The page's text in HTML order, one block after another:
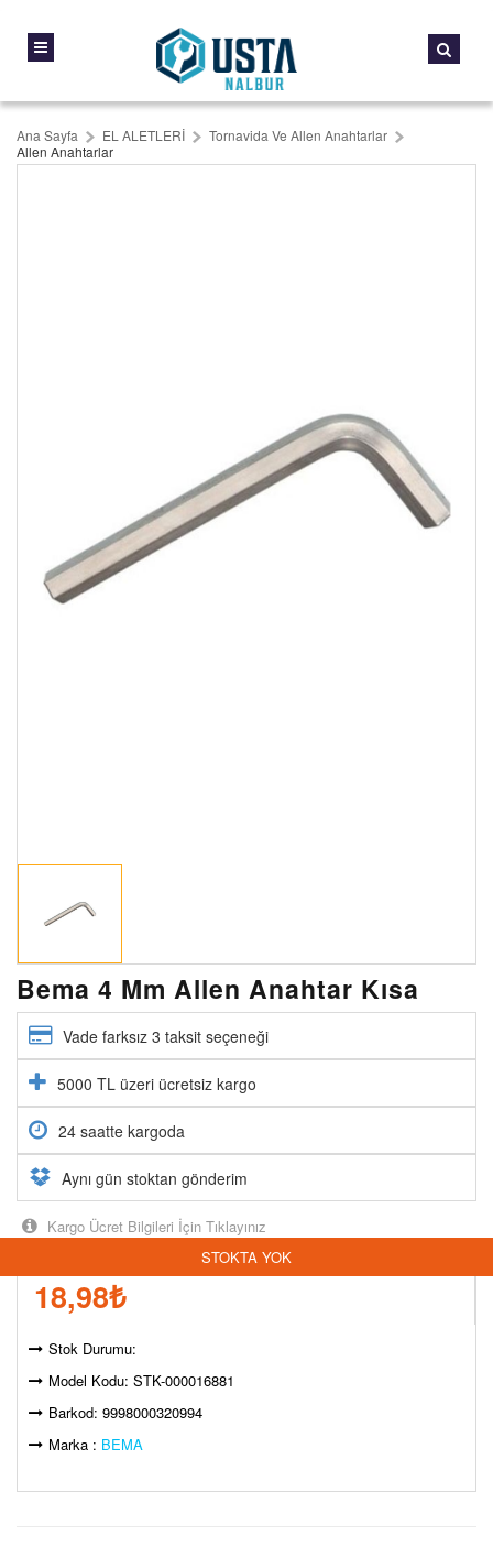
Ana Sayfa EL ALETLERİ
Tornavida Ve Allen Anahtarlar
Allen Anahtarlar
Bema 4 Mm Allen Anahtar Kısa
Vade farksız 3 taksit seçeneği
5000 TL üzeri ücretsiz kargo
24 saatte kargoda
Aynı gün stoktan gönderim
Kargo Ücret Bilgileri İçin Tıklayınız
18,98₺
Stok Durumu:
STOKTA YOK
Model Kodu: STK-000016881
Barkod: 9998000320994
Marka : BEMA